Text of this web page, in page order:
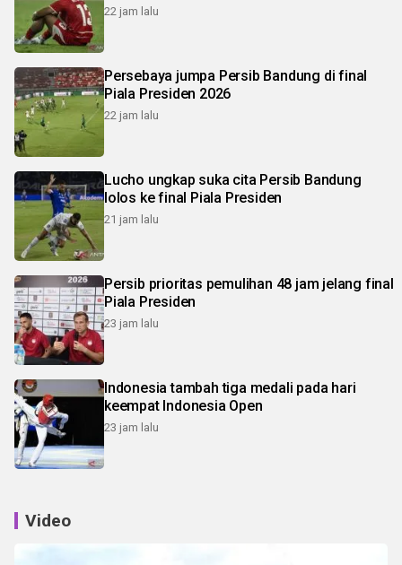
22 jam lalu
Persebaya jumpa Persib Bandung di final
Piala Presiden 2026
22 jam lalu
Lucho ungkap suka cita Persib Bandung
lolos ke final Piala Presiden
21 jam lalu
Persib prioritas pemulihan 48 jam jelang final
Piala Presiden
23 jam lalu
Indonesia tambah tiga medali pada hari
keempat Indonesia Open
23 jam lalu
Video